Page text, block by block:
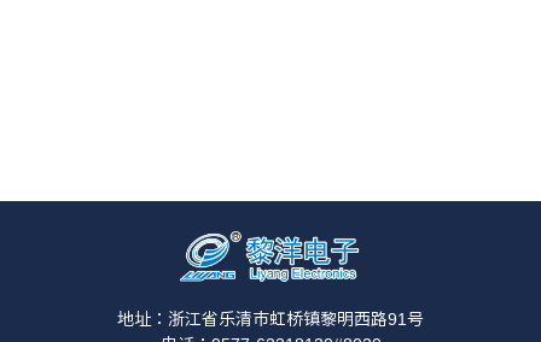
地址：浙江省乐清市虹桥镇黎明西路91号